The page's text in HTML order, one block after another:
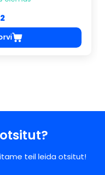
teil leida otsitut!